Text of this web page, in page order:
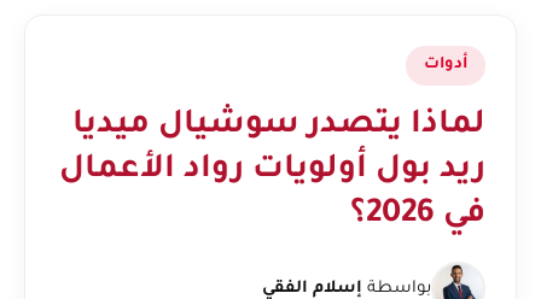
أدوات
لماذا يتصدر سوشيال ميديا
ريد بول أولويات رواد الأعمال
في 2026؟
بواسطة إسلام الفقي